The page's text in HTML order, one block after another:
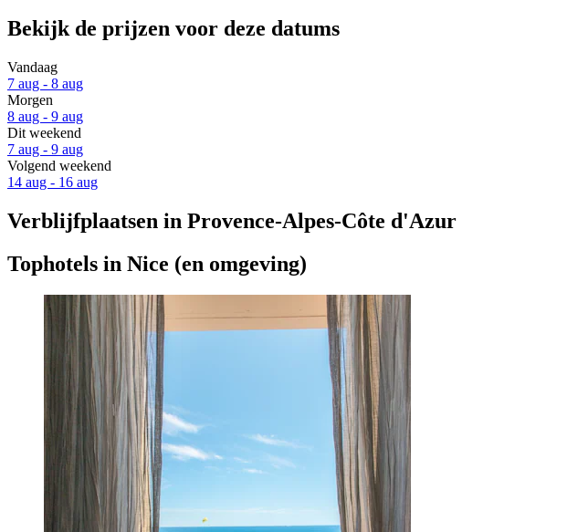
Bekijk de prijzen voor deze datums
Vandaag
7 aug - 8 aug
Morgen
8 aug - 9 aug
Dit weekend
7 aug - 9 aug
Volgend weekend
14 aug - 16 aug
Verblijfplaatsen in Provence-Alpes-Côte d'Azur
Tophotels in Nice (en omgeving)